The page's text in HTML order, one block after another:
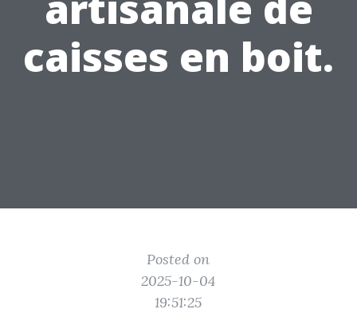
caisses en boit.
Posted on
2025-10-04
19:51:25